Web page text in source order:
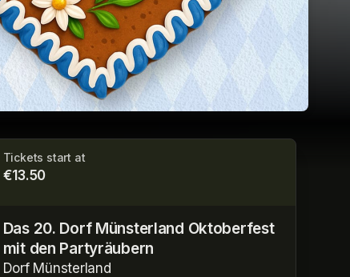
Tickets start at
€13.50
Das 20. Dorf Münsterland Oktoberfest
mit den Partyräubern
Dorf Münsterland